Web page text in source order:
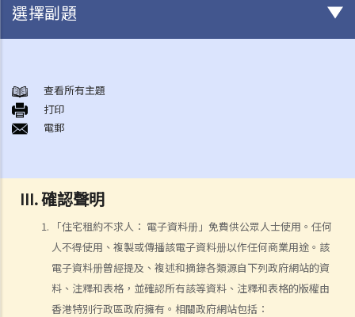
III. 確認聲明
「住宅租約不求人： 電子資料册」免費供公眾人士使用。任何
人不得使用、複製或傳播該電子資料册以作任何商業用途。該
電子資料册曾經提及、複述和摘錄各類源自下列政府網站的資
料、注釋和表格，並確認所有該等資料、注釋和表格的版權由
香港特別行政區政府擁有。相關政府網站包括：
選擇副題
住宅租約： 關於加蓋印花、註冊及提交表格CR109的指引
A. 簡介
B. 加蓋印花程序
免責聲明
查看所有主題
打印
電郵